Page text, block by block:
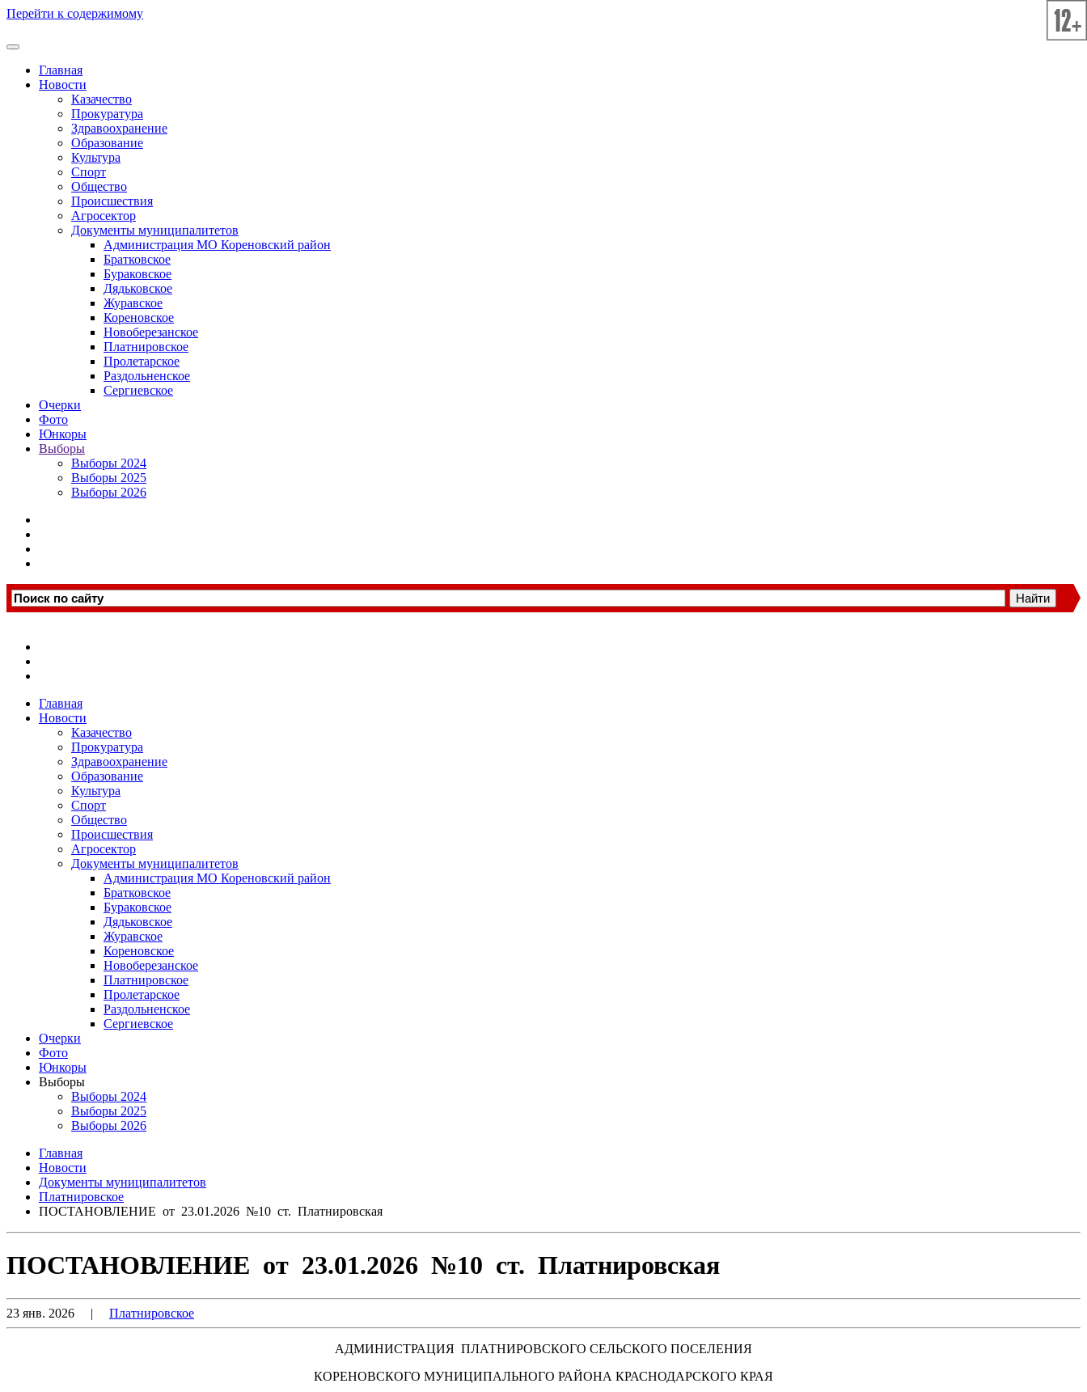
Перейти к содержимому
Главная
Новости
Казачество
Прокуратура
Здравоохранение
Образование
Культура
Спорт
Общество
Происшествия
Агросектор
Документы муниципалитетов
Администрация МО Кореновский район
Братковское
Бураковское
Дядьковское
Журавское
Кореновское
Новоберезанское
Платнировское
Пролетарское
Раздольненское
Сергиевское
Очерки
Фото
Юнкоры
Выборы
Выборы 2024
Выборы 2025
Выборы 2026
Главная
Новости
Казачество
Прокуратура
Здравоохранение
Образование
Культура
Спорт
Общество
Происшествия
Агросектор
Документы муниципалитетов
Администрация МО Кореновский район
Братковское
Бураковское
Дядьковское
Журавское
Кореновское
Новоберезанское
Платнировское
Пролетарское
Раздольненское
Сергиевское
Очерки
Фото
Юнкоры
Выборы
Выборы 2024
Выборы 2025
Выборы 2026
Главная
Новости
Документы муниципалитетов
Платнировское
ПОСТАНОВЛЕНИЕ от 23.01.2026 №10 ст. Платнировская
ПОСТАНОВЛЕНИЕ от 23.01.2026 №10 ст. Платнировская
23 янв. 2026 | Платнировское
АДМИНИСТРАЦИЯ ПЛАТНИРОВСКОГО СЕЛЬСКОГО ПОСЕЛЕНИЯ
КОРЕНОВСКОГО МУНИЦИПАЛЬНОГО РАЙОНА КРАСНОДАРСКОГО КРАЯ